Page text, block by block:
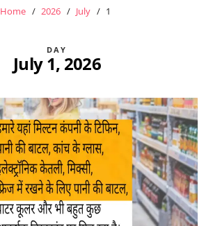
Home 2026 July 1
DAY
July 1, 2026